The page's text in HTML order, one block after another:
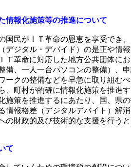
情報化施策等の推進について
民がＩＴ革命の恩恵を享受でき
デジタル・デバイド）の是正や情
革命に対応した地方公共団体に
備、一人一台パソコンの整備）、
ークの整備などを早急に取り組む
、町村が的確に情報化施策を推進
策を推進するにあたり、国、県
報格差（デジタルデバイト）解
の財政的及び技術的な支援を行う
て